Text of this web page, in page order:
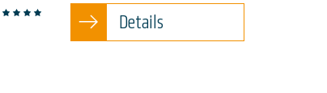
Details